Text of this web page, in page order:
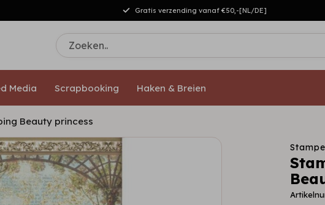
Gratis verzending vanaf €50,-[NL/DE]
Media Scrapbooking Haken & Breien
Beauty princess